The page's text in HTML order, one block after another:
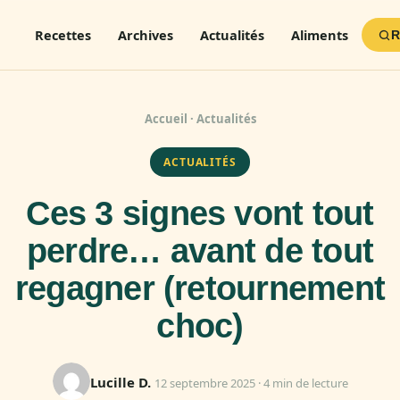
Recettes Archives Actualités Aliments
Accueil · Actualités
ACTUALITÉS
Ces 3 signes vont tout
perdre… avant de tout
regagner (retournement
choc)
Lucille D. 12 septembre 2025 · 4 min de lecture